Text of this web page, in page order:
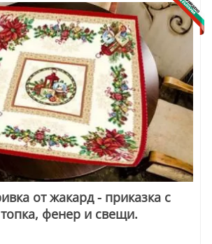
от жакард - приказка с
фенер и свещи.